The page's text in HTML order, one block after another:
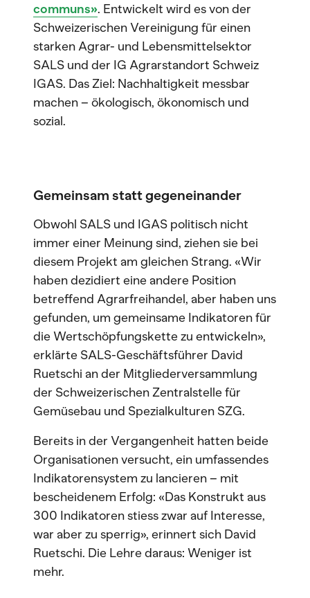
communs». Entwickelt wird es von der
Schweizerischen Vereinigung für einen
starken Agrar- und Lebensmittelsektor
SALS und der IG Agrarstandort Schweiz
IGAS. Das Ziel: Nachhaltigkeit messbar
machen – ökologisch, ökonomisch und
sozial.
Gemeinsam statt gegeneinander
Obwohl SALS und IGAS politisch nicht
immer einer Meinung sind, ziehen sie bei
diesem Projekt am gleichen Strang. «Wir
haben dezidiert eine andere Position
betreffend Agrarfreihandel, aber haben uns
gefunden, um gemeinsame Indikatoren für
die Wertschöpfungskette zu entwickeln»,
erklärte SALS-Geschäftsführer David
Ruetschi an der Mitgliederversammlung
der Schweizerischen Zentralstelle für
Gemüsebau und Spezialkulturen SZG.
Bereits in der Vergangenheit hatten beide
Organisationen versucht, ein umfassendes
Indikatorensystem zu lancieren – mit
bescheidenem Erfolg: «Das Konstrukt aus
300 Indikatoren stiess zwar auf Interesse,
war aber zu sperrig», erinnert sich David
Ruetschi. Die Lehre daraus: Weniger ist
mehr.